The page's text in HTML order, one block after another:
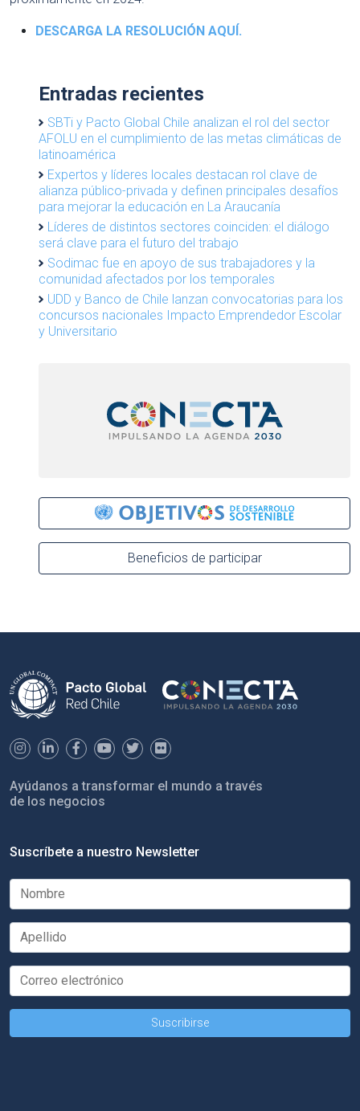
DESCARGA LA RESOLUCIÓN AQUÍ.
Entradas recientes
SBTi y Pacto Global Chile analizan el rol del sector
AFOLU en el cumplimiento de las metas climáticas de
latinoamérica
Expertos y líderes locales destacan rol clave de
alianza público-privada y definen principales desafíos
para mejorar la educación en La Araucanía
Líderes de distintos sectores coinciden: el diálogo
será clave para el futuro del trabajo
Sodimac fue en apoyo de sus trabajadores y la
comunidad afectados por los temporales
UDD y Banco de Chile lanzan convocatorias para los
concursos nacionales Impacto Emprendedor Escolar
y Universitario
Beneficios de participar
Ayúdanos a transformar el mundo a través
de los negocios
Suscríbete a nuestro Newsletter